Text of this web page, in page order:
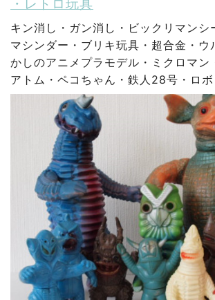
・レトロ玩具
キン消し・ガン消し・ビックリマンシ
マシンダー・ブリキ玩具・超合金・ウ
かしのアニメプラモデル・ミクロマン
アトム・ペコちゃん・鉄人28号・ロ